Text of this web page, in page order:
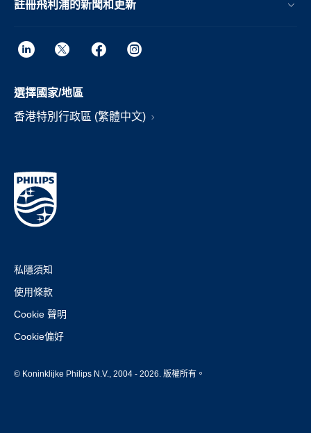
註冊飛利浦的新聞和更新
選擇國家/地區
香港特別行政區 (繁體中文)
私隱須知
使用條款
Cookie 聲明
Cookie偏好
© Koninklijke Philips N.V., 2004 - 2026. 版權所有。